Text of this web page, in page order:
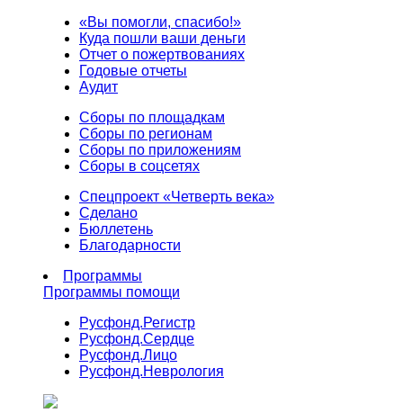
«Вы помогли, спасибо!»
Куда пошли ваши деньги
Отчет о пожертвованиях
Годовые отчеты
Аудит
Сборы по площадкам
Сборы по регионам
Сборы по приложениям
Сборы в соцсетях
Спецпроект «Четверть века»
Сделано
Бюллетень
Благодарности
Программы
Программы помощи
Русфонд.Регистр
Русфонд.Сердце
Русфонд.Лицо
Русфонд.Неврология